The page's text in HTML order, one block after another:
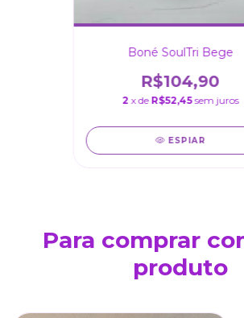
Boné SoulTri Bege
R$104,90
2 x de R$52,45 sem juros
ESPIAR
Para comprar
produto